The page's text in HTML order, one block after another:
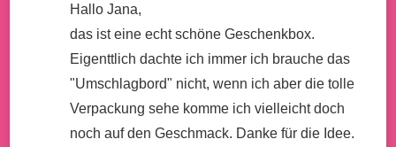
Hallo Jana,
das ist eine echt schöne Geschenkbox.
Eigenttlich dachte ich immer ich brauche das
"Umschlagbord" nicht, wenn ich aber die tolle
Verpackung sehe komme ich vielleicht doch
noch auf den Geschmack. Danke für die Idee.